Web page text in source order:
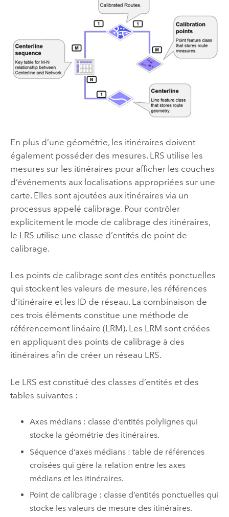
En plus d’une géométrie, les itinéraires doivent
également posséder des mesures. LRS utilise les
mesures sur les itinéraires pour afficher les couches
d’événements aux localisations appropriées sur une
carte. Elles sont ajoutées aux itinéraires via un
processus appelé calibrage. Pour contrôler
explicitement le mode de calibrage des itinéraires,
le LRS utilise une classe d’entités de point de
calibrage.
Les points de calibrage sont des entités ponctuelles
qui stockent les valeurs de mesure, les références
d’itinéraire et les ID de réseau. La combinaison de
ces trois éléments constitue une méthode de
référencement linéaire (LRM). Les LRM sont créées
en appliquant des points de calibrage à des
itinéraires afin de créer un réseau LRS.
Le LRS est constitué des classes d’entités et des
tables suivantes :
Axes médians : classe d’entités polylignes qui
stocke la géométrie des itinéraires.
Séquence d’axes médians : table de références
croisées qui gère la relation entre les axes
médians et les itinéraires.
Point de calibrage : classe d’entités ponctuelles qui
stocke les valeurs de mesure des itinéraires.